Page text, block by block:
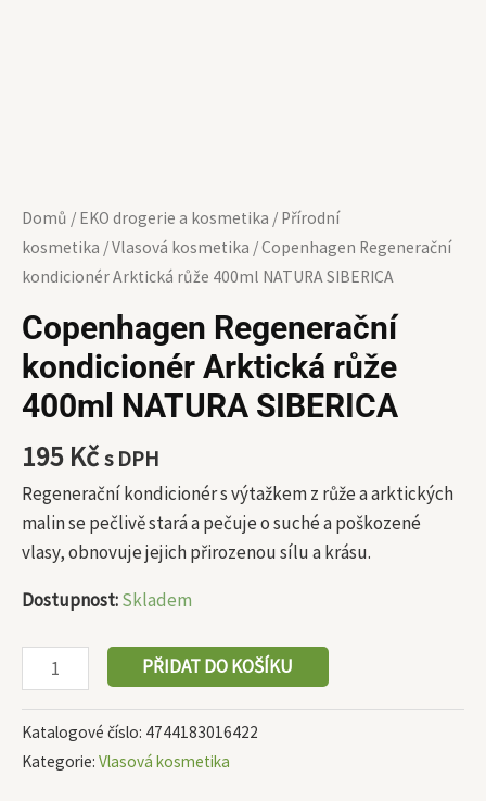
Domů / EKO drogerie a kosmetika / Přírodní
kosmetika /Vlasová kosmetika / Copenhagen Regenerační
kondicionér Arktická růže 400ml NATURA SIBERICA
Copenhagen Regenerační
kondicionér Arktická růže
400ml NATURA SIBERICA
195 Kčs DPH
Regenerační kondicionér s výtažkem z růže a arktických
malin se pečlivě stará a pečuje o suché a poškozené
vlasy, obnovuje jejich přirozenou sílu a krásu.
Dostupnost:Skladem
PŘIDAT DO KOŠÍKU
Katalogové číslo: 4744183016422
Kategorie: Vlasová kosmetika